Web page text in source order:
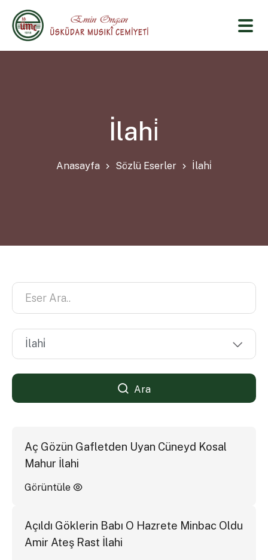
İlahi̇
Anasayfa Sözlü Eserler İlahi̇
Ara
Aç Gözün Gafletden Uyan Cüneyd Kosal
Mahur İlahi
Görüntüle
Açıldı Göklerin Babı O Hazrete Minbac Oldu
Amir Ateş Rast İlahi